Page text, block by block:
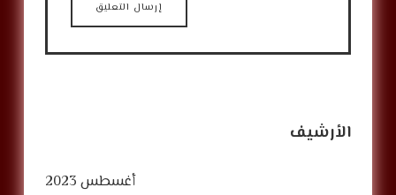
الأرشيف
أغسطس 2023